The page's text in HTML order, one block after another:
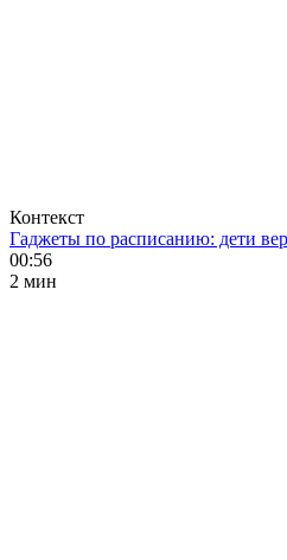
Контекст
Гаджеты по расписанию: дети
00:56
2 мин